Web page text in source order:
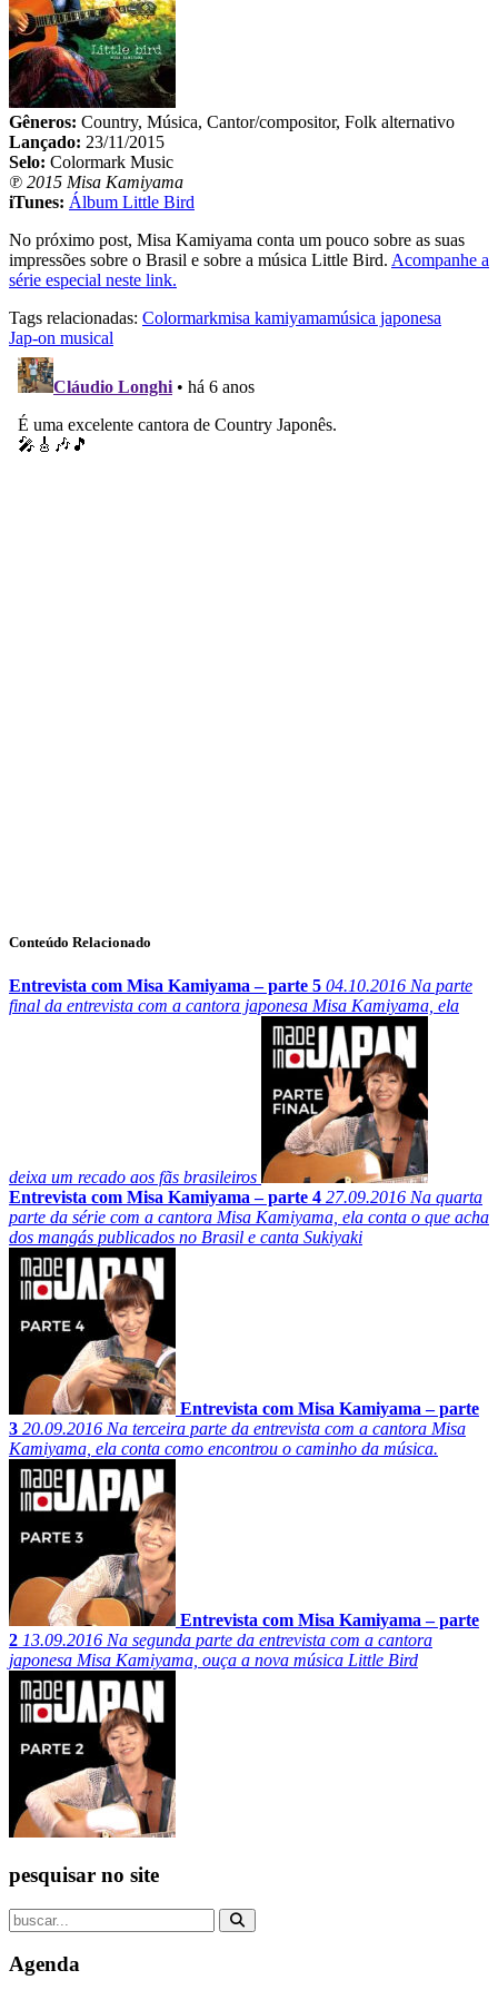
Gêneros: Country, Música, Cantor/compositor, Folk alternativo
Lançado: 23/11/2015
Selo: Colormark Music
℗ 2015 Misa Kamiyama
iTunes: Álbum Little Bird
No próximo post, Misa Kamiyama conta um pouco sobre as suas
impressões sobre o Brasil e sobre a música Little Bird. Acompanhe a
série especial neste link.
Tags relacionadas: Colormarkmisa kamiyamamúsica japonesa
Jap-on musical
Conteúdo Relacionado
Entrevista com Misa Kamiyama – parte 5 04.10.2016 Na parte
final da entrevista com a cantora japonesa Misa Kamiyama, ela
deixa um recado aos fãs brasileiros
Entrevista com Misa Kamiyama – parte 4 27.09.2016 Na quarta
parte da série com a cantora Misa Kamiyama, ela conta o que acha
dos mangás publicados no Brasil e canta Sukiyaki
Entrevista com Misa Kamiyama – parte
3 20.09.2016 Na terceira parte da entrevista com a cantora Misa
Kamiyama, ela conta como encontrou o caminho da música.
Entrevista com Misa Kamiyama – parte
2 13.09.2016 Na segunda parte da entrevista com a cantora
japonesa Misa Kamiyama, ouça a nova música Little Bird
pesquisar no site
Agenda